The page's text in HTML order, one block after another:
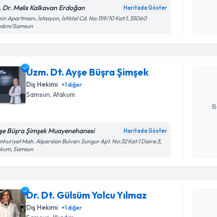
Dr. Melis Kalkavan Erdoğan Haritada Göster
Apartmanı, İstasyon, İstiklal Cd. No:159/10 Kat:1, 55060
Samsun
Uzm. Dt. Ayşe Büşra Şimşek
Diş Hekimi +1diğer
Samsun , Atakum
Büşra Şimşek Muayenehanesi Haritada Göster
Mah. Alparslan Bulvarı Sungur Apt. No:32 Kat:1 Daire:3,
Samsun
Uzm. Dt.
oluşturun.
Dr. Dt. Gülsüm Yolcu Yılmaz
Diş Hekimi +1diğer